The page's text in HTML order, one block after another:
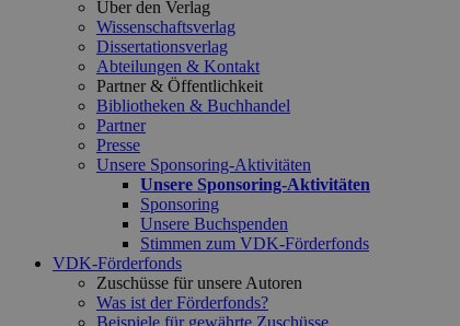
Über den Verlag
Wissenschaftsverlag
Dissertationsverlag
Abteilungen & Kontakt
Partner & Öffentlichkeit
Bibliotheken & Buchhandel
Partner
Presse
Unsere Sponsoring-Aktivitäten
Unsere Sponsoring-Aktivitäten
Sponsoring
Unsere Buchspenden
Stimmen zum VDK-Förderfonds
VDK-Förderfonds
Zuschüsse für unsere Autoren
Was ist der Förderfonds?
Beispiele für gewährte Zuschüsse